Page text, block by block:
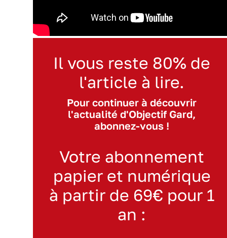
Il vous reste 80% de
l'article à lire.
Pour continuer à découvrir
l'actualité d'Objectif Gard,
abonnez-vous !
Votre abonnement
papier et numérique
à partir de 69€ pour 1
an :